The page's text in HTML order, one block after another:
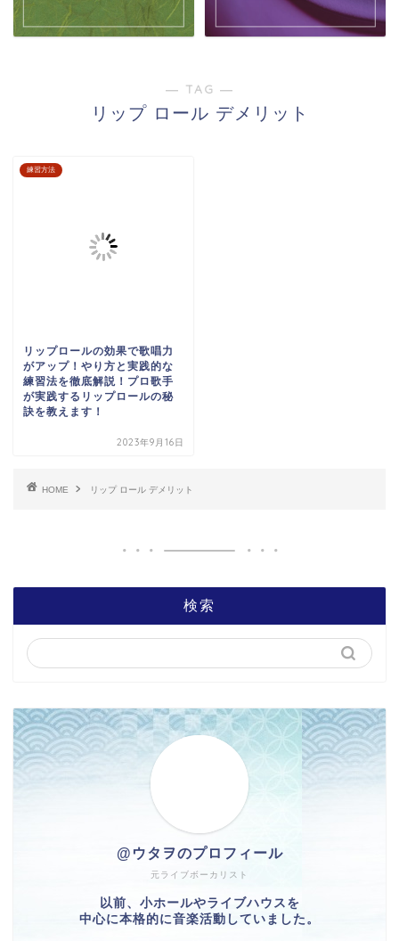
― TAG ―
リップ ロール デメリット
練習方法
リップロールの効果で歌唱力
がアップ！やり方と実践的な
練習法を徹底解説！プロ歌手
が実践するリップロールの秘
訣を教えます！
2023年9月16日
HOME リップ ロール デメリット
検索
元ライブボーカリスト
@ウタヲのプロフィール
以前、小ホールやライブハウスを
中心に本格的に音楽活動していました。